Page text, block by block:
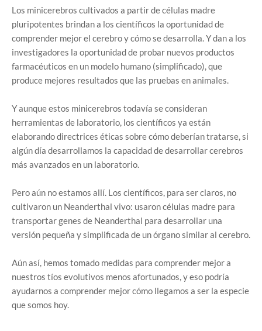
Los minicerebros cultivados a partir de células madre
pluripotentes brindan a los científicos la oportunidad de
comprender mejor el cerebro y cómo se desarrolla. Y dan a los
investigadores la oportunidad de probar nuevos productos
farmacéuticos en un modelo humano (simplificado), que
produce mejores resultados que las pruebas en animales.
Y aunque estos minicerebros todavía se consideran
herramientas de laboratorio, los científicos ya están
elaborando directrices éticas sobre cómo deberían tratarse, si
algún día desarrollamos la capacidad de desarrollar cerebros
más avanzados en un laboratorio.
Pero aún no estamos allí. Los científicos, para ser claros, no
cultivaron un Neanderthal vivo: usaron células madre para
transportar genes de Neanderthal para desarrollar una
versión pequeña y simplificada de un órgano similar al cerebro.
Aún así, hemos tomado medidas para comprender mejor a
nuestros tíos evolutivos menos afortunados, y eso podría
ayudarnos a comprender mejor cómo llegamos a ser la especie
que somos hoy.